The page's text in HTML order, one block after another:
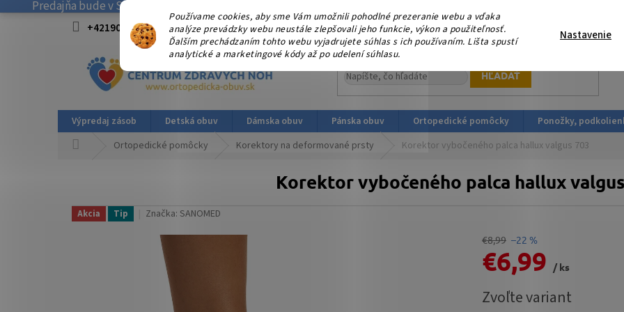
Používame cookies, aby sme Vám umožnili pohodlné prezeranie webu a vďaka
analýze prevádzky webu neustále zlepšovali jeho funkcie, výkon a použiteľnosť.
Ďalším prechádzaním tohto webu vyjadrujete súhlas s ich používaním. Lišta spustí
analytické a marketingové kódy až po udelení súhlasu.
Nastavenie
Predajňa bude v SOBOTU 08.08.2026 ZATVORENÁ! . Ďakujeme, že nás podporujete platbou v HOTOVOSTI ! V sobotu
+421908915827 od 15:00-17:00 hod. info@ortopedicka-obuv.sk
HĽADAŤ
Výpredaj zásob Detská obuv Dámska obuv Pánska obuv Ortopedické pomôcky Ponožky,
Ortopedické pomôcky Korektory na deformované prsty Korektor vybočeného palca hallux valgus 703
Korektor vybočeného palca hallux
Akcia Tip Značka: SANOMED
€8,99 –22 %
€6,99
/ ks
cena:
Zvoľte variant